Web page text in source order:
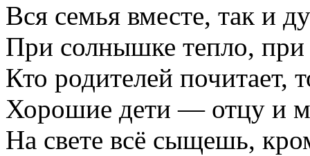
Вся семья вместе, так и
При солнышке тепло, при
Кто родителей почитает,
Хорошие дети — отцу и
На свете всё сыщешь,